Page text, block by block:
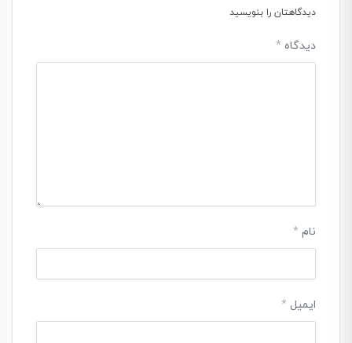
دیدگاهتان را بنویسید
دیدگاه *
نام *
ایمیل *